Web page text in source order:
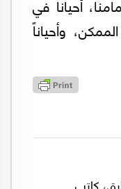
وأحياناً
كاتب